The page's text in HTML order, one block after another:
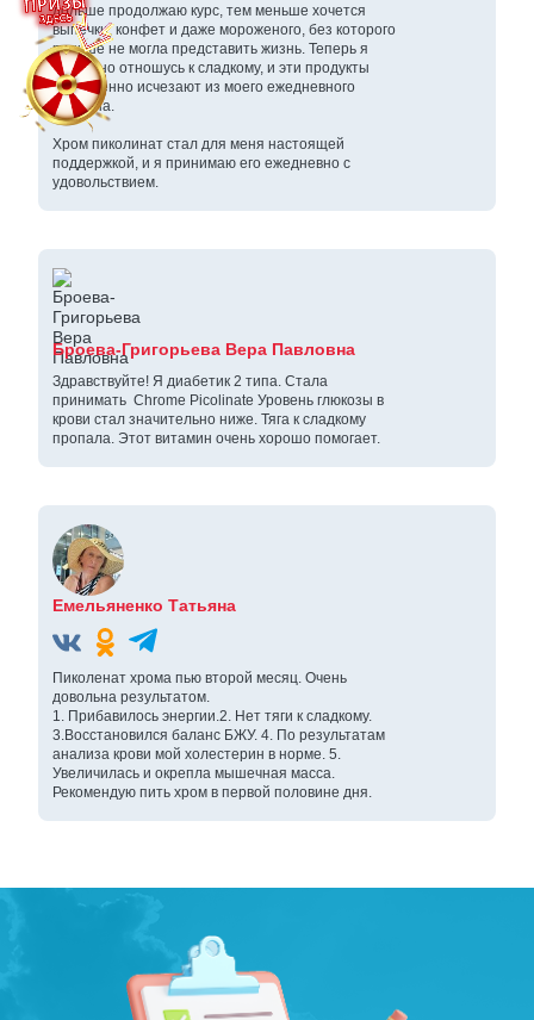
дольше продолжаю курс, тем меньше хочется
выпечки, конфет и даже мороженого, без которого
раньше не могла представить жизнь. Теперь я
спокойно отношусь к сладкому, и эти продукты
постепенно исчезают из моего ежедневного
рациона.
Хром пиколинат стал для меня настоящей
поддержкой, и я принимаю его ежедневно с
удовольствием.
Броева-Григорьева Вера Павловна
Здравствуйте! Я диабетик 2 типа. Стала
принимать Chrome Picolinate Уровень глюкозы в
крови стал значительно ниже. Тяга к сладкому
пропала. Этот витамин очень хорошо помогает.
Емельяненко Татьяна
Пиколенат хрома пью второй месяц. Очень
довольна результатом.
1. Прибавилось энергии.2. Нет тяги к сладкому.
3.Восстановился баланс БЖУ. 4. По результатам
анализа крови мой холестерин в норме. 5.
Увеличилась и окрепла мышечная масса.
Рекомендую пить хром в первой половине дня.